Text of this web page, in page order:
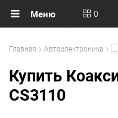
Меню 0
Главная Автоэлектроника
Купить
CS3110